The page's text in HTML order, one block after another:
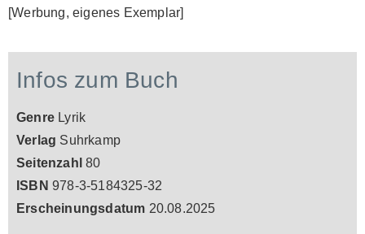
[Werbung, eigenes Exemplar]
Infos zum Buch
Genre Lyrik
Verlag Suhrkamp
Seitenzahl 80
ISBN 978-3-5184325-32
Erscheinungsdatum 20.08.2025